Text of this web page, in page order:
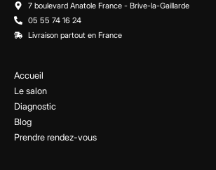
Accueil
Le salon
Diagnostic
Blog
Prendre rendez-vous
7 boulevard Anatole France - Brive-la-Gaillarde
05 55 74 16 24
Livraison partout en France